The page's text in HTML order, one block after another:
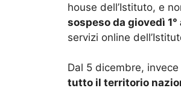
house dell’Istituto, e
sospeso da giovedì
servizi online
Dal 5 dicembre,
tutto il territorio